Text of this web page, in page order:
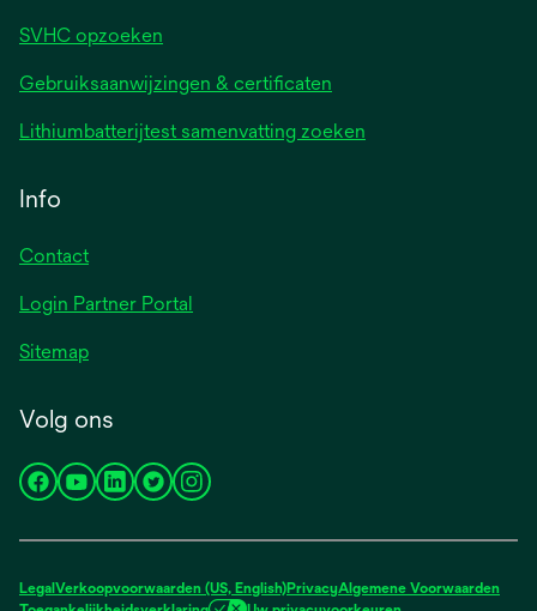
SVHC opzoeken
Gebruiksaanwijzingen & certificaten
Lithiumbatterijtest samenvatting zoeken
Info
Contact
Login Partner Portal
Sitemap
Volg ons
opens
new
opens
new
opensopens
new
opens
new
Legal Verkoopvoorwaarden (US, English)PrivacyAlgemene Voorwaarden